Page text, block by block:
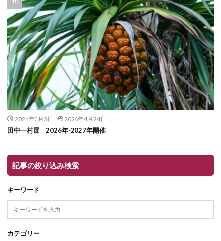
2024年3月3日 2026年4月24日
田中一村展 2026年-2027年開催
記事の絞り込み検索
キーワード
カテゴリー